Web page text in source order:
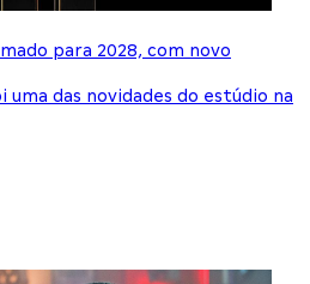
para 2028, com novo
uma das novidades do estúdio na